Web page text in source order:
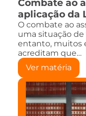
Combate ao
aplicação da
O combate ao
uma situação
entanto, muitos
acreditam que…
Ver matéria